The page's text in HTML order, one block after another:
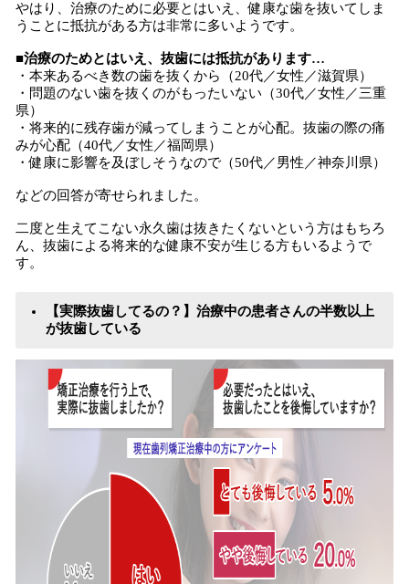
やはり、治療のために必要とはいえ、健康な歯を抜いてしま
うことに抵抗がある方は非常に多いようです。
■治療のためとはいえ、抜歯には抵抗があります…
・本来あるべき数の歯を抜くから（20代／女性／滋賀県）
・問題のない歯を抜くのがもったいない（30代／女性／三重
県）
・将来的に残存歯が減ってしまうことが心配。抜歯の際の痛
みが心配（40代／女性／福岡県）
・健康に影響を及ぼしそうなので（50代／男性／神奈川県）
などの回答が寄せられました。
二度と生えてこない永久歯は抜きたくないという方はもちろ
ん、抜歯による将来的な健康不安が生じる方もいるようで
す。
【実際抜歯してるの？】治療中の患者さんの半数以上
が抜歯している